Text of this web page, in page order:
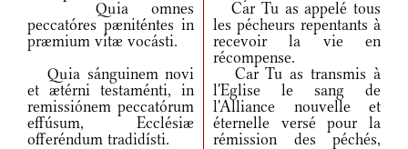
Quia omnes
peccatóres pæniténtes in
præmium vitæ vocásti.
Car Tu as appelé tous
les pécheurs repentants à
recevoir la vie en
récompense.
Quia sánguinem novi
et ætérni testaménti, in
remissiónem peccatórum
effúsum, Ecclésiæ
offeréndum tradidísti.
Car Tu as transmis à
l'Eglise le sang de
l'Alliance nouvelle et
éternelle versé pour la
rémission des péchés,